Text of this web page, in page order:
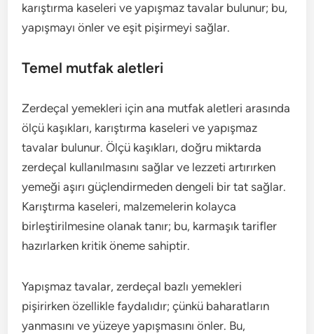
karıştırma kaseleri ve yapışmaz tavalar bulunur; bu,
yapışmayı önler ve eşit pişirmeyi sağlar.
Temel mutfak aletleri
Zerdeçal yemekleri için ana mutfak aletleri arasında
ölçü kaşıkları, karıştırma kaseleri ve yapışmaz
tavalar bulunur. Ölçü kaşıkları, doğru miktarda
zerdeçal kullanılmasını sağlar ve lezzeti artırırken
yemeği aşırı güçlendirmeden dengeli bir tat sağlar.
Karıştırma kaseleri, malzemelerin kolayca
birleştirilmesine olanak tanır; bu, karmaşık tarifler
hazırlarken kritik öneme sahiptir.
Yapışmaz tavalar, zerdeçal bazlı yemekleri
pişirirken özellikle faydalıdır; çünkü baharatların
yanmasını ve yüzeye yapışmasını önler. Bu,